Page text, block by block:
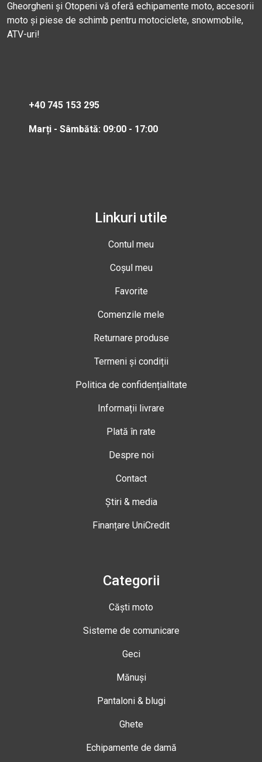
Gheorgheni și Otopeni vă oferă echipamente moto, accesorii
moto și piese de schimb pentru motociclete, snowmobile,
ATV-uri!
+40 745 153 295
Marți - Sâmbătă: 09:00 - 17:00
Linkuri utile
Contul meu
Coșul meu
Favorite
Comenzile mele
Returnare produse
Termeni și condiții
Politica de confidențialitate
Informații livrare
Plată în rate
Despre noi
Contact
Știri & media
Finanțare UniCredit
Categorii
Căști moto
Sisteme de comunicare
Geci
Mănuși
Pantaloni & blugi
Ghete
Echipamente de damă